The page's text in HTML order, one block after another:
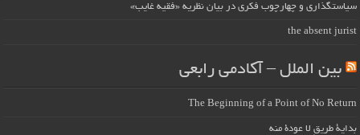
سیاستگذاری و چهارچوب فکری در بیان نظریه «فقیه غایب»
the absent jurist
بین الملل – آکادمی رابعی
The Beginning of a Point of No Return
بداية طريقٍ لا عودة منه